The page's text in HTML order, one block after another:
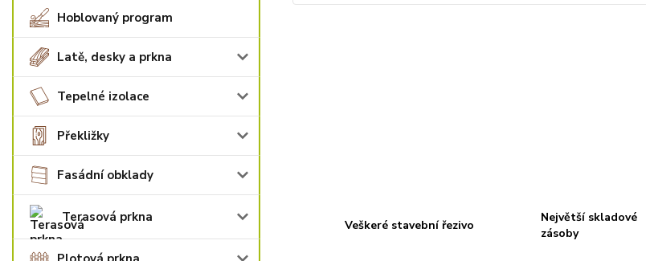
Hoblovaný program
Latě, desky a prkna
Tepelné izolace
Překližky
Fasádní obklady
Terasová prkna Veškeré stavební řezivo
Největší skladové
zásoby